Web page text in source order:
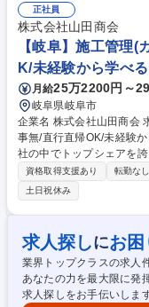
提出 ■契約後のフォローや
携を図り、引き渡しまで
おり、未経験からでも安心して成長で
経験歓迎★住宅展示場で
正社員
株式会社山田商会
【岐阜】施工管理(
K/未経験から学べ
月給25万2200円～
岐阜県岐阜市
企業名 株式会社山田商会 求人名 【岐阜】施工管理(ガス内管工事)/出張工
事無/直行直帰OK/未経験から学べる！ 仕事の内容
社の中でトップシェアを
管工事の設計・施工管理
ん)工事全体を管理・調整する監督業務で
当者との打ち合わせ ■予
面の作成 ■書類の作成、
り、働き易い環境を目指
であり、中部圏内でトッ
社員も多数活躍しています。 募集職種 【岐阜】施工管理(ガス内
出張工事無/直行直帰OK/
資格取得支援あり 転勤なし
土日祝休み
求人探しにお困
業界トップクラスの求人
あなたの力を最大限に発
求人探しをお手伝いします